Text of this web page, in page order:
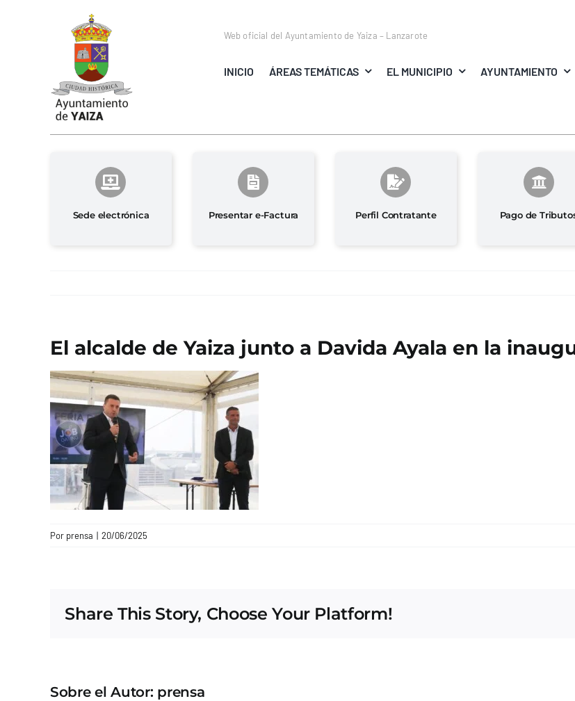
Web oficial del Ayuntamiento de Yaiza – Lanzarote
INICIO ÁREAS TEMÁTICAS EL MUNICIPIO AYUNTAMIENTO
Sede electrónica Presentar e-Factura Perfil Contratante Pago de
El alcalde de Yaiza junto a Davida Ayala en la
Por prensa | 20/06/2025
Share This Story, Choose Your Platform!
Sobre el Autor: prensa